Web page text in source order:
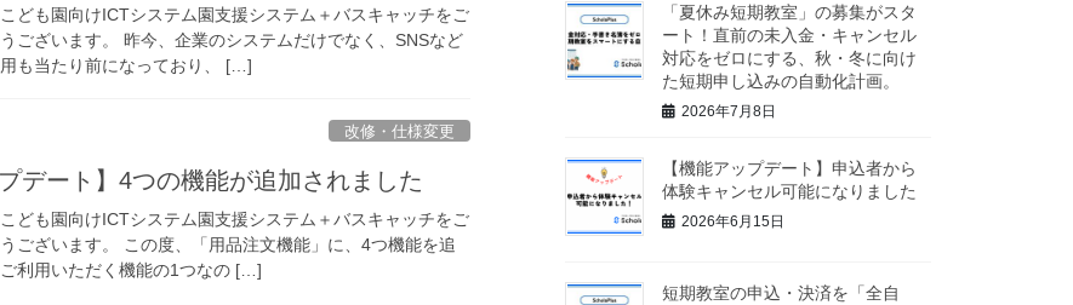
ども園向けICTシステム園支援システム＋バスキャッチをご
ございます。 昨今、企業のシステムだけでなく、SNSなど
も当たり前になっており、 […]
改修・仕様変更
デート】4つの機能が追加されました
ども園向けICTシステム園支援システム＋バスキャッチをご
ございます。 この度、「用品注文機能」に、4つ機能を追
利用いただく機能の1つなの […]
「夏休み短期教室」の募集がスタ
ート！直前の未入金・キャンセル
対応をゼロにする、秋・冬に向け
た短期申し込みの自動化計画。
2026年7月8日
【機能アップデート】申込者から
体験キャンセル可能になりました
2026年6月15日
短期教室の申込・決済を「全自